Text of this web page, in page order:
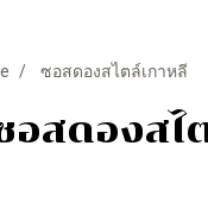
ซอสดองสไตล์เกาหลี
อสดองสไ